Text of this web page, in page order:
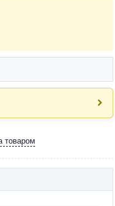
товаром